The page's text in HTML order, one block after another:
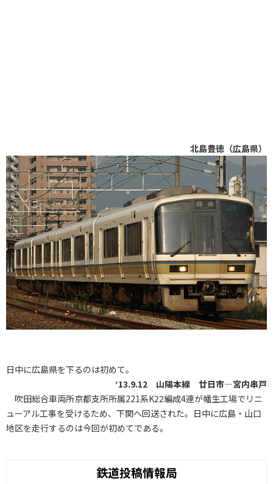
北島豊徳（広島県）
日中に広島県を下るのは初めて。
‘13.9.12 山陽本線 廿日市―宮内串戸
吹田総合車両所京都支所所属221系K22編成4連が幡生工場でリニ
ューアル工事を受けるため、下関へ回送された。日中に広島・山口
地区を走行するのは今回が初めてである。
鉄道投稿情報局